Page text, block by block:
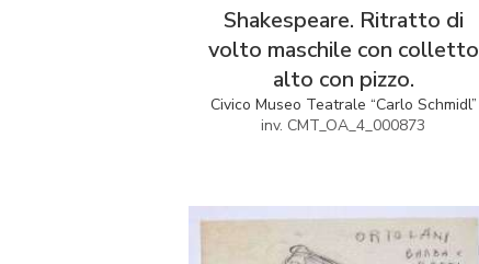
Shakespeare. Ritratto di
volto maschile con colletto
alto con pizzo.
Civico Museo Teatrale “Carlo Schmidl”
inv. CMT_OA_4_000873